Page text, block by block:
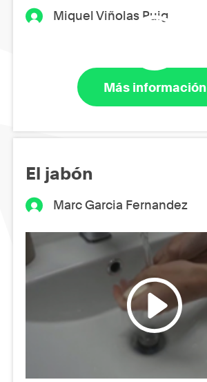
Miquel Viñolas Puig
Más información
El jabón
Marc Garcia Fernandez